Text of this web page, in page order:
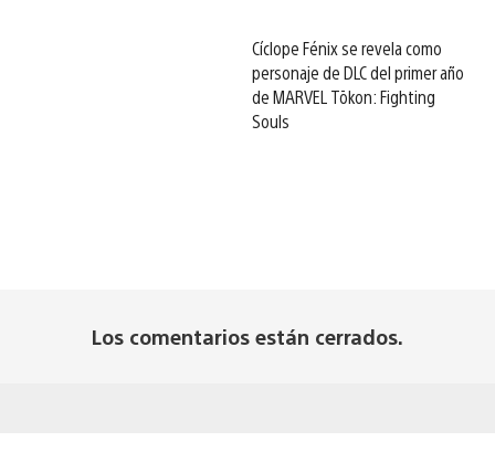
Cíclope Fénix se revela como
personaje de DLC del primer año
de MARVEL Tōkon: Fighting
Souls
Los comentarios están cerrados.